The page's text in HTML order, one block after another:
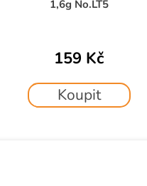
1,6g No.LT5
159 Kč
Koupit